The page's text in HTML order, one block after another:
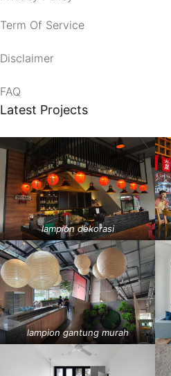
Term Of Service
Disclaimer
FAQ
Latest Projects
lampion dekorasi
lampion gantung murah